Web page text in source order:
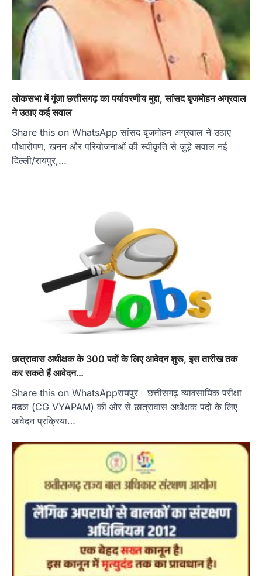
लोकसभा में गूंजा छत्तीसगढ़ का पर्यावरणीय मुद्दा, सांसद बृजमोहन अग्रवाल
ने उठाए कई सवाल
Share this on WhatsApp सांसद बृजमोहन अग्रवाल ने उठाए
पौधारोपण, खनन और परियोजनाओं की स्वीकृति से जुड़े सवाल नई
दिल्ली/रायपुर,…
छात्रावास अधीक्षक के 300 पदों के लिए आवेदन शुरू, इस तारीख तक
कर सकते हैं आवेदन…
Share this on WhatsAppरायपुर। छत्तीसगढ़ व्यावसायिक परीक्षा
मंडल (CG VYAPAM) की ओर से छात्रावास अधीक्षक पदों के लिए
आवेदन प्रक्रिया…
हमारे राज्य
8 साल का इंतजार खत्म: 156 खिलाड़ियों को
मिला उत्कृष्ट खिलाड़ी का दर्जा, सरकारी नौकरी
का रास्ता साफ
Jagjit Singh Grewal August 5, 2026
रायपुर। छत्तीसगढ़ के खिलाड़ियों का करीब आठ साल लंबा
इंतजार आखिरकार खत्म हो गया। राज्य…